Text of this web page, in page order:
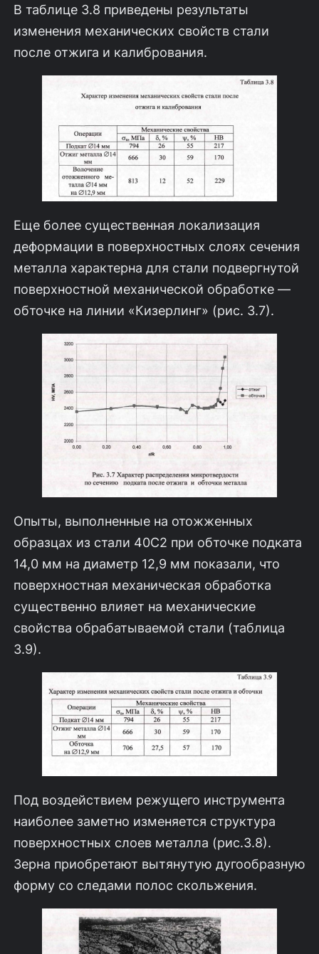
В таблице 3.8 приведены результаты
изменения механических свойств стали
после отжига и калибрования.
Еще более существенная локализация
деформации в поверхностных сло­ях сечения
металла характерна для стали подвергнутой
поверхностной меха­нической обработке —
обточке на линии «Кизерлинг» (рис. 3.7).
Опыты, выполненные на отожженных
образцах из стали 40С2 при обточ­ке подката
14,0 мм на диаметр 12,9 мм показали, что
поверхностная механи­ческая обработка
существенно влияет на механические
свойства обрабатывае­мой стали (таблица
3.9).
Под воздействием режущего инструмента
наиболее заметно изменяется структура
поверхностных слоев металла (рис.3.8).
Зерна приобретают вытяну­тую дугообразную
форму со следами полос скольжения.